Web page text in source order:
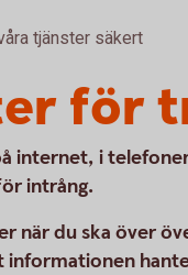
tjänster säkert
för
internet, i
intrång.
när du ska över
informationen